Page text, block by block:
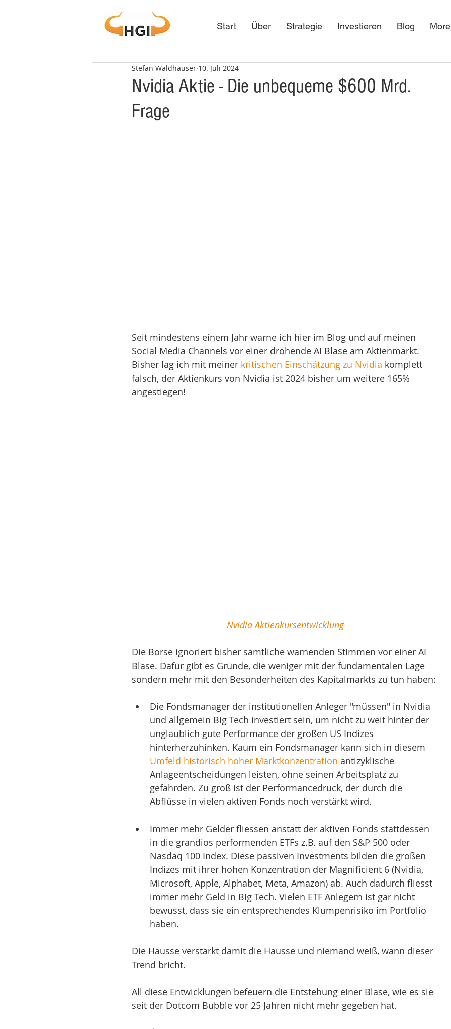
Start Über Strategie Investieren Blog More
Nvidia Aktie - Die unbequeme $600 Mrd.
Frage
Stefan Waldhauser 10. Juli 2024
Seit mindestens einem Jahr warne ich hier im Blog und auf meinen
Social Media Channels vor einer drohende AI Blase am Aktienmarkt.
Bisher lag ich mit meiner kritischen Einschätzung zu Nvidia komplett
falsch, der Aktienkurs von Nvidia ist 2024 bisher um weitere 165%
angestiegen!
Nvidia Aktienkursentwicklung
Die Börse ignoriert bisher sämtliche warnenden Stimmen vor einer AI
Blase. Dafür gibt es Gründe, die weniger mit der fundamentalen Lage
sondern mehr mit den Besonderheiten des Kapitalmarkts zu tun haben:
Die Fondsmanager der institutionellen Anleger "müssen" in Nvidia
und allgemein Big Tech investiert sein, um nicht zu weit hinter der
unglaublich gute Performance der großen US Indizes
hinterherzuhinken. Kaum ein Fondsmanager kann sich in diesem
Umfeld historisch hoher Marktkonzentration antizyklische
Anlageentscheidungen leisten, ohne seinen Arbeitsplatz zu
gefährden. Zu groß ist der Performancedruck, der durch die
Abflüsse in vielen aktiven Fonds noch verstärkt wird.
Immer mehr Gelder fliessen anstatt der aktiven Fonds stattdessen
in die grandios performenden ETFs z.B. auf den S&P 500 oder
Nasdaq 100 Index. Diese passiven Investments bilden die großen
Indizes mit ihrer hohen Konzentration der Magnificient 6 (Nvidia,
Microsoft, Apple, Alphabet, Meta, Amazon) ab. Auch dadurch fliesst
immer mehr Geld in Big Tech. Vielen ETF Anlegern ist gar nicht
bewusst, dass sie ein entsprechendes Klumpenrisiko im Portfolio
haben.
Die Hausse verstärkt damit die Hausse und niemand weiß, wann dieser
Trend bricht.
All diese Entwicklungen befeuern die Entstehung einer Blase, wie es sie
seit der Dotcom Bubble vor 25 Jahren nicht mehr gegeben hat.